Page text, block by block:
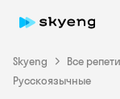
Skyeng Все
Русскоязычные